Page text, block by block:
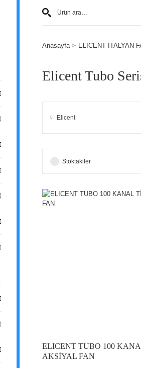
Anasayfa ELICENT İTALYAN
Elicent Tubo
Elicent
Stoktakiler
ELICENT TUBO 100
AKSİYAL FAN